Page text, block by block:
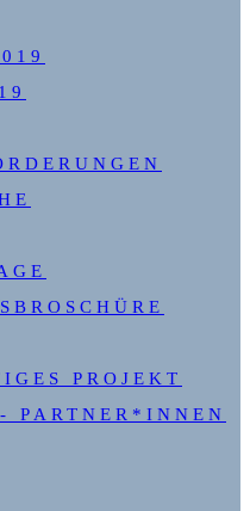
PROJEKT
PARTNER*INNEN